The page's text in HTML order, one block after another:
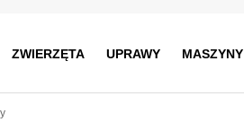
ZWIERZĘTA UPRAWY MASZYNY